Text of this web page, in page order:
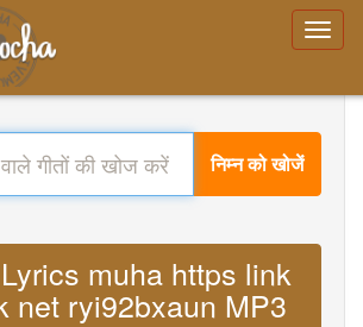
निम्न को खोजें
muha https link
net ryi92bxaun MP3